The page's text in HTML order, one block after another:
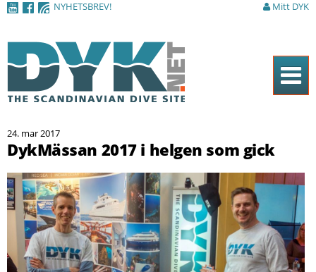
NYHETSBREV! Mitt DYK
Hem
Tidningen
Artiklar
DYK Guiden
Shop
24. mar 2017
DykMässan 2017 i helgen som gick